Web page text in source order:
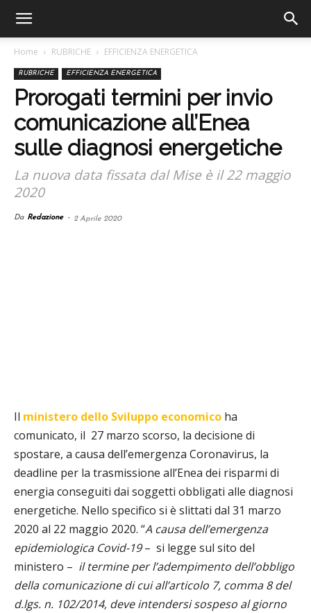
Home RUBRICHE EFFICIENZA ENERGETICA
RUBRICHE EFFICIENZA ENERGETICA
Prorogati termini per invio
comunicazione all’Enea
sulle diagnosi energetiche
La nuova data fissata dal Mise è il 22 maggio
2020
Da Redazione - 2 Aprile 2020
Il ministero dello Sviluppo economico ha
comunicato, il 27 marzo scorso, la decisione di
spostare, a causa dell’emergenza Coronavirus, la
deadline per la trasmissione all’Enea dei risparmi di
energia conseguiti dai soggetti obbligati alle diagnosi
energetiche. Nello specifico si è slittati dal 31 marzo
2020 al 22 maggio 2020. “A causa dell’emergenza
epidemiologica Covid-19– si legge sul sito del
ministero – il termine per l’adempimento dell’obbligo
della comunicazione di cui all’articolo 7, comma 8 del
d.lgs. n. 102/2014, deve intendersi sospeso al giorno